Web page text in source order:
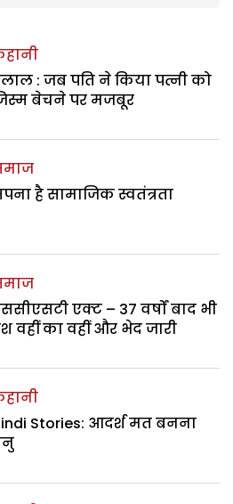
: जब पति ने किया पत्नी को
बेचने पर मजबूर
है सामाजिक स्वतंत्रता
एक्ट – 37 वर्षों बाद भी
वहीं का वहीं और भेद जारी
Stories: आदर्श मत बनना